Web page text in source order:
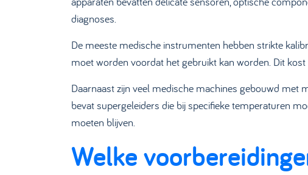
diagnoses.
De meeste medische instrumenten hebben strikte
moet worden voordat het gebruikt kan worden. Dit
Daarnaast zijn veel medische machines gebouwd met
bevat supergeleiders die bij specifieke temperaturen
moeten blijven.
Welke